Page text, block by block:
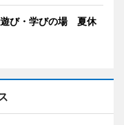
遊び・学びの場 夏休